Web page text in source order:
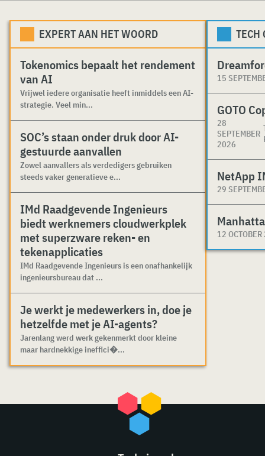
EXPERT AAN HET WOORD
Tokenomics bepaalt het rendement
van AI
Vrijwel iedere organisatie heeft inmiddels een AI-
strategie. Veel min...
SOC’s staan onder druk door AI-
gestuurde aanvallen
Zowel aanvallers als verdedigers gebruiken
steeds vaker generatieve e...
IMd Raadgevende Ingenieurs
biedt werknemers cloudwerkplek
met superzware reken- en
tekenapplicaties
IMd Raadgevende Ingenieurs is een onafhankelijk
ingenieursbureau dat ...
Je werkt je medewerkers in, doe je
hetzelfde met je AI-agents?
Jarenlang werd werk gekenmerkt door kleine
maar hardnekkige ineffici�...
TECH
15
GOTO
28
SEPTEMBER
2026
NetApp
29
12